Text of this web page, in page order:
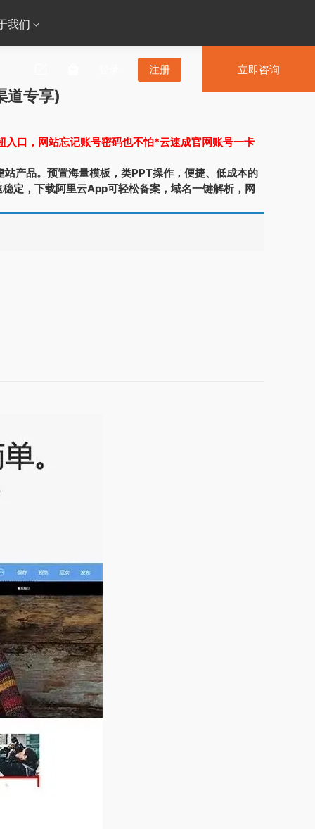
我们
注册 立即咨询
道专享)
入口，网站忘记账号密码也不怕*云速成官网账号一卡
产品。预置海量模板，类PPT操作，便捷、低成本的
定，下载阿里云App可轻松备案，域名一键解析，网